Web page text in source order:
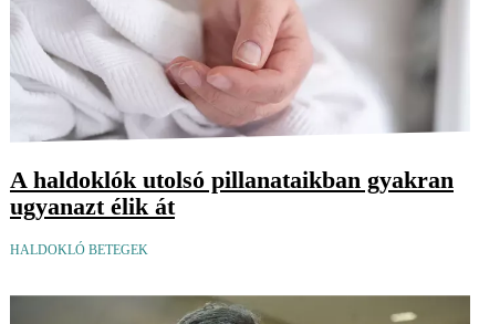
A haldoklók utolsó pillanataikban gyakran
ugyanazt élik át
HALDOKLÓ BETEGEK